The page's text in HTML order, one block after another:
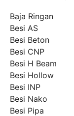
Baja Ringan
Besi AS
Besi Beton
Besi CNP
Besi H Beam
Besi Hollow
Besi INP
Besi Nako
Besi Pipa